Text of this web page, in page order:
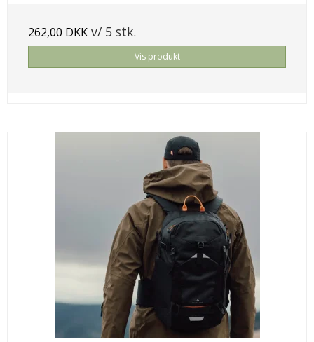
262,00 DKK v/ 5 stk.
Vis produkt